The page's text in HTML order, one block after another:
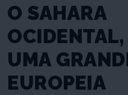
O SAHARA
UMA
EUROPEIA